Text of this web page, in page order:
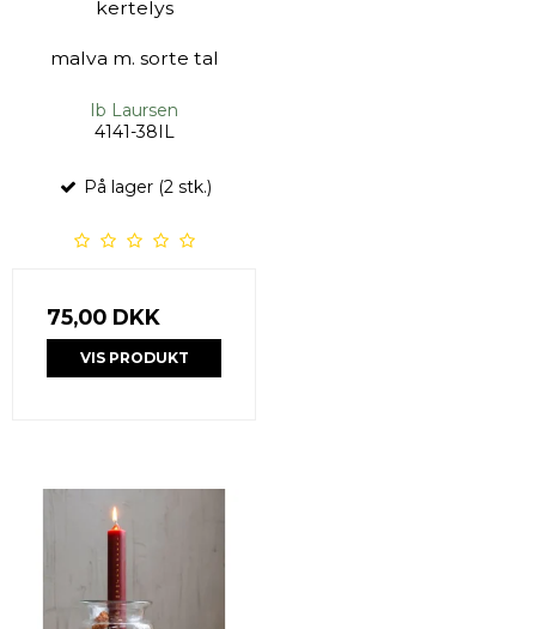
kertelys
malva m. sorte tal
Ib Laursen
4141-38IL
På lager (2 stk.)
75,00 DKK
VIS PRODUKT